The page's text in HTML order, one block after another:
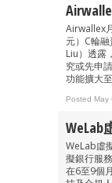
Airwallex
元）C輪
Liu）透露
究或先申
功能擴大至
Posted May
WeLab虛
擬銀行服
在6至9個